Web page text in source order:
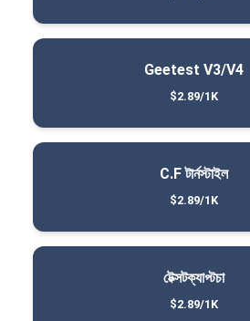
Geetest V3/V4
$2.89/1K
C.F টার্নস্টাইল
$2.89/1K
টেক্সটক্যাপ্টচা
$2.89/1K